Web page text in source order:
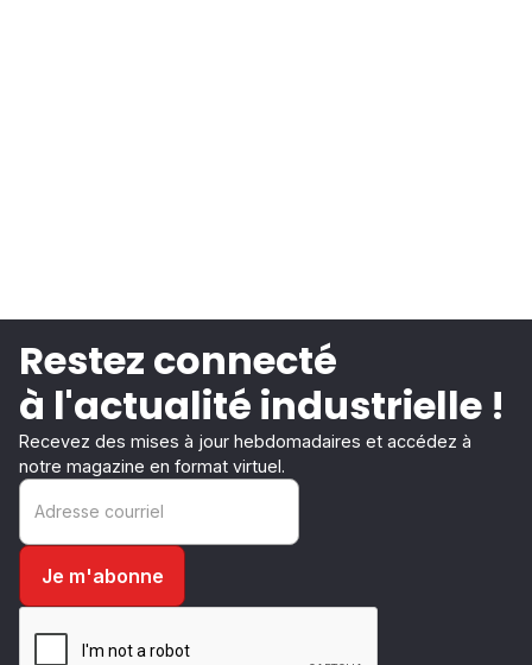
Restez connecté
à l'actualité industrielle !
Recevez des mises à jour hebdomadaires et accédez à
notre magazine en format virtuel.